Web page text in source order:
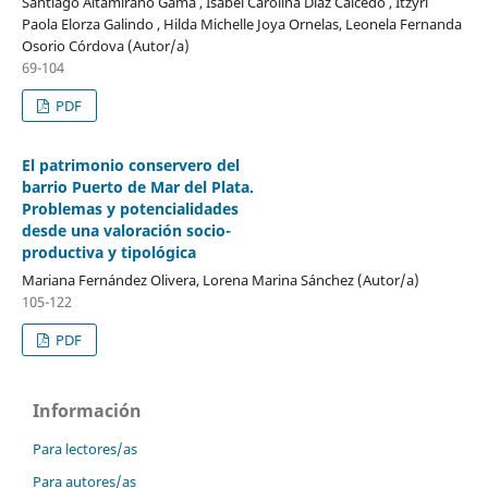
Paola Elorza Galindo , Hilda Michelle Joya Ornelas, Leonela Fernanda
Osorio Córdova (Autor/a)
69-104
PDF
El patrimonio conservero del
barrio Puerto de Mar del Plata.
Problemas y potencialidades
desde una valoración socio-
productiva y tipológica
Mariana Fernández Olivera, Lorena Marina Sánchez (Autor/a)
105-122
PDF
Información
Para lectores/as
Para autores/as